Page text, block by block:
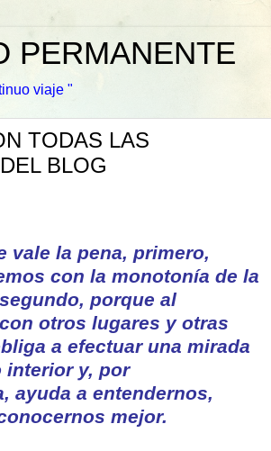
PERMANENTE
viaje "
TODAS LAS
BLOG
vale la pena, primero,
con la monotonía de la
porque al
otros lugares y otras
a efectuar una mirada
interior y, por
ayuda a entendernos,
mejor.